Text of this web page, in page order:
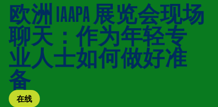
欧洲 IAAPA 展览会现场
聊天：作为年轻专
业人士如何做好准
备
在线